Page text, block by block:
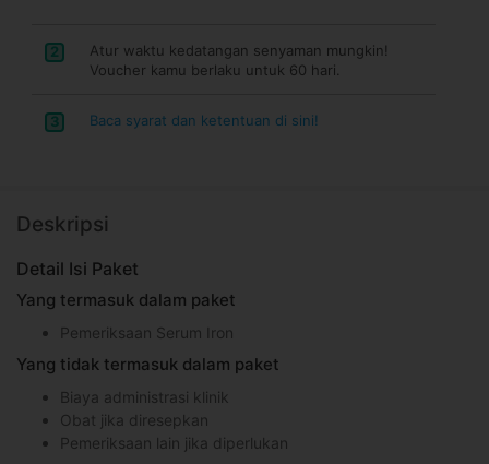
2
Atur waktu kedatangan senyaman mungkin!
Voucher kamu berlaku untuk 60 hari.
3 Baca syarat dan ketentuan di sini!
Deskripsi
Detail Isi Paket
Yang termasuk dalam paket
Pemeriksaan Serum Iron
Yang tidak termasuk dalam paket
Biaya administrasi klinik
Obat jika diresepkan
Pemeriksaan lain jika diperlukan